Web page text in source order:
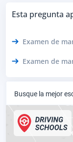
Esta pregunta
Examen de
Examen de
Busque la mejor